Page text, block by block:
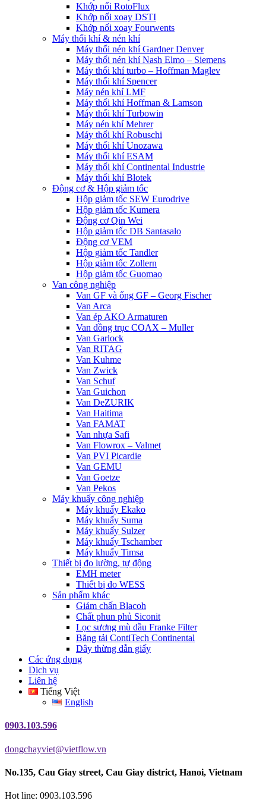
Khớp nối RotoFlux
Khớp nối xoay DSTI
Khớp nối xoay Fourwents
Máy thổi khí & nén khí
Máy thổi nén khí Gardner Denver
Máy thổi nén khí Nash Elmo – Siemens
Máy thổi khí turbo – Hoffman Maglev
Máy thổi khí Spencer
Máy nén khí LMF
Máy thổi khí Hoffman & Lamson
Máy thổi khí Turbowin
Máy nén khí Mehrer
Máy thổi khí Robuschi
Máy thổi khí Unozawa
Máy thổi khí ESAM
Máy thổi khí Continental Industrie
Máy thổi khí Blotek
Động cơ & Hộp giảm tốc
Hộp giảm tốc SEW Eurodrive
Hộp giảm tốc Kumera
Động cơ Qin Wei
Hộp giảm tốc DB Santasalo
Động cơ VEM
Hộp giảm tốc Tandler
Hộp giảm tốc Zollern
Hộp giảm tốc Guomao
Van công nghiệp
Van GF và ống GF – Georg Fischer
Van Arca
Van ép AKO Armaturen
Van đồng trục COAX – Muller
Van Garlock
Van RITAG
Van Kuhme
Van Zwick
Van Schuf
Van Guichon
Van DeZURIK
Van Haitima
Van FAMAT
Van nhựa Safi
Van Flowrox – Valmet
Van PVI Picardie
Van GEMU
Van Goetze
Van Pekos
Máy khuấy công nghiệp
Máy khuấy Ekako
Máy khuấy Suma
Máy khuấy Sulzer
Máy khuấy Tschamber
Máy khuấy Timsa
Thiết bị đo lường, tự động
EMH meter
Thiết bị đo WESS
Sản phẩm khác
Giảm chấn Blacoh
Chất phun phủ Siconit
Lọc sương mù dầu Franke Filter
Băng tải ContiTech Continental
Dây thừng dẫn giấy
Các ứng dụng
Dịch vụ
Liên hệ
Tiếng Việt
English
0903.103.596
dongchayviet@vietflow.vn
No.135, Cau Giay street, Cau Giay district, Hanoi, Vietnam
Hot line: 0903.103.596